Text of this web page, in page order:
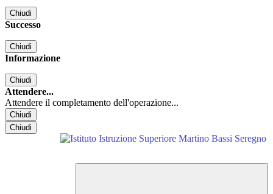
Chiudi
Successo
Chiudi
Informazione
Chiudi
Attendere...
Attendere il completamento dell'operazione...
Chiudi
Chiudi